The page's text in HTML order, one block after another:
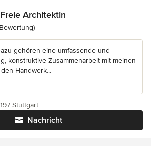
Architektin
5 von 5 Sternen
gehören eine umfassende und
konstruktive Zusammenarbeit mit meinen
Handwerk...
Nachricht
Stuttgart